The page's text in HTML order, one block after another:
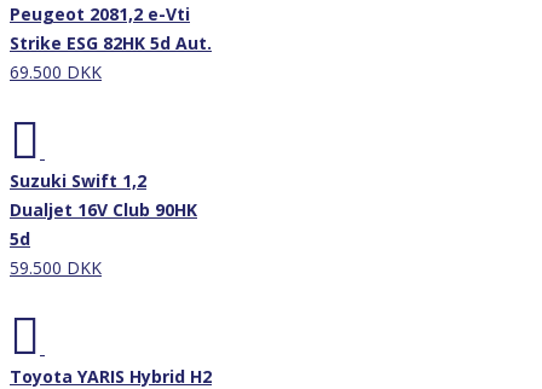
Peugeot 2081,2 e-Vti
Strike ESG 82HK 5d Aut.
69.500 DKK
Suzuki Swift 1,2
Dualjet 16V Club 90HK
5d
59.500 DKK
Toyota YARIS Hybrid H2